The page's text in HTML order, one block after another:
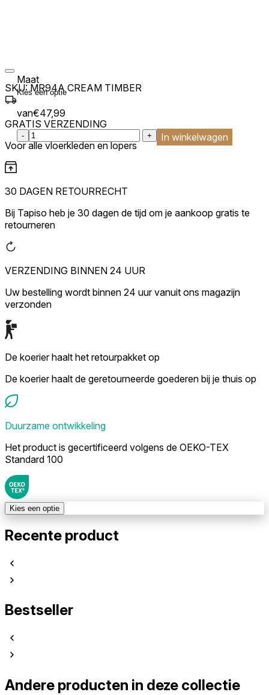
Maat
van€47,99
:product_name quantity
- + In winkelwagen
SKU: MR94A CREAM TIMBER
GRATIS VERZENDING
Voor alle vloerkleden en lopers
30 DAGEN RETOURRECHT
Bij Tapiso heb je 30 dagen de tijd om je aankoop gratis te
retourneren
VERZENDING BINNEN 24 UUR
Uw bestelling wordt binnen 24 uur vanuit ons magazijn
verzonden
De koerier haalt het retourpakket op
De koerier haalt de geretourneerde goederen bij je thuis op
Duurzame ontwikkeling
Het product is gecertificeerd volgens de OEKO-TEX
Standard 100
Kies een optie
Recente product
Bestseller
Andere producten in deze collectie